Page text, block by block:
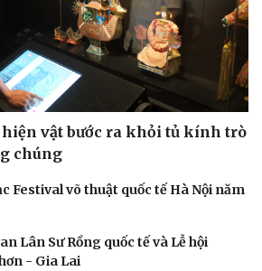
Cửa sổ tình yêu
Kể chuyện cho bé
Hạt giống tâm hồn
hiện vật bước ra khỏi tủ kính trò
chúng
Festival võ thuật quốc tế Hà Nội năm
Lân Sư Rồng quốc tế và Lễ hội
- Gia Lai